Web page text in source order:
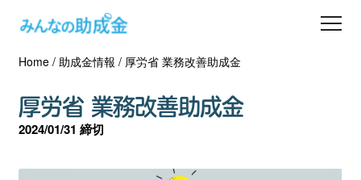
助成金を探す
士業の方へ
助成金コラム
Home/ 助成金情報 / 厚労省 業務改善助成金
厚労省 業務改善助成金
2024/01/31 締切